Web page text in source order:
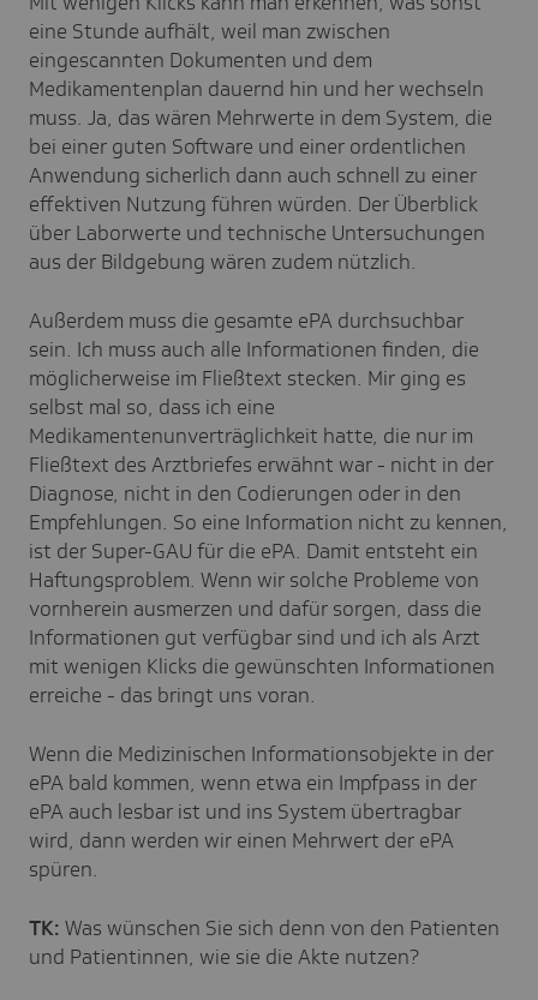
eine Stunde aufhält, weil man zwischen
eingescannten Dokumenten und dem
Medikamentenplan dauernd hin und her wechseln
muss. Ja, das wären Mehrwerte in dem System, die
bei einer guten Software und einer ordentlichen
Anwendung sicherlich dann auch schnell zu einer
effektiven Nutzung führen würden. Der Überblick
über Laborwerte und technische Untersuchungen
aus der Bildgebung wären zudem nützlich.
Außerdem muss die gesamte ePA durchsuchbar
sein. Ich muss auch alle Informationen finden, die
möglicherweise im Fließtext stecken. Mir ging es
selbst mal so, dass ich eine
Medikamentenunverträglichkeit hatte, die nur im
Fließtext des Arztbriefes erwähnt war - nicht in der
Diagnose, nicht in den Codierungen oder in den
Empfehlungen. So eine Information nicht zu kennen,
ist der Super-GAU für die ePA. Damit entsteht ein
Haftungsproblem. Wenn wir solche Probleme von
vornherein ausmerzen und dafür sorgen, dass die
Informationen gut verfügbar sind und ich als Arzt
mit wenigen Klicks die gewünschten Informationen
erreiche - das bringt uns voran.
Wenn die Medizinischen Informationsobjekte in der
ePA bald kommen, wenn etwa ein Impfpass in der
ePA auch lesbar ist und ins System übertragbar
wird, dann werden wir einen Mehrwert der ePA
spüren.
TK: Was wünschen Sie sich denn von den Patienten
und Patientinnen, wie sie die Akte nutzen?